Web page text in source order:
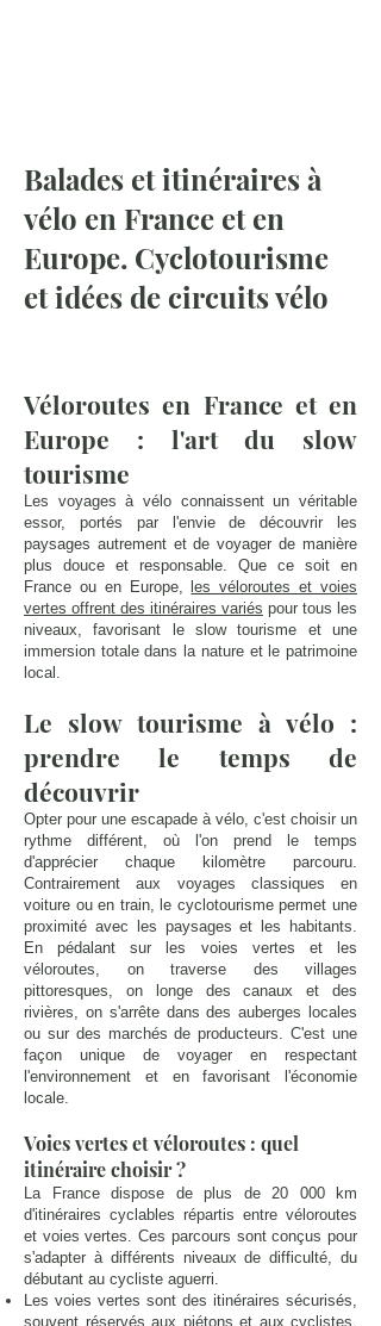
Balades et itinéraires à
vélo en France et en
Europe. Cyclotourisme
et idées de circuits vélo
Véloroutes en France et en
Europe : l'art du slow
tourisme
Les voyages à vélo connaissent un véritable
essor, portés par l'envie de découvrir les
paysages autrement et de voyager de manière
plus douce et responsable. Que ce soit en
France ou en Europe,
les véloroutes et voies
vertes offrent des itinéraires variés pour tous les
niveaux, favorisant le slow tourisme et une
immersion totale dans la nature et le patrimoine
local.
Le slow tourisme à vélo :
prendre le temps de
découvrir
Opter pour une escapade à vélo, c'est choisir un
rythme différent, où l'on prend le temps
d'apprécier chaque kilomètre parcouru.
Contrairement aux voyages classiques en
voiture ou en train, le cyclotourisme permet une
proximité avec les paysages et les habitants.
En pédalant sur les voies vertes et les
véloroutes, on traverse des villages
pittoresques, on longe des canaux et des
rivières, on s'arrête dans des auberges locales
ou sur des marchés de producteurs. C'est une
façon unique de voyager en respectant
l'environnement et en favorisant l'économie
locale.
Voies vertes et véloroutes : quel
itinéraire choisir ?
La France dispose de plus de 20 000 km
d'itinéraires cyclables répartis entre véloroutes
et voies vertes. Ces parcours sont conçus pour
s'adapter à différents niveaux de difficulté, du
débutant au cycliste aguerri.
Les voies vertes sont des itinéraires sécurisés,
souvent réservés aux piétons et aux cyclistes,